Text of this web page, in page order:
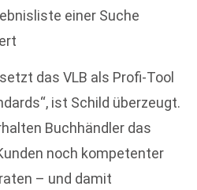
einer Suche
das VLB als Profi-Tool
ist Schild überzeugt.
Buchhändler das
noch kompetenter
– und damit